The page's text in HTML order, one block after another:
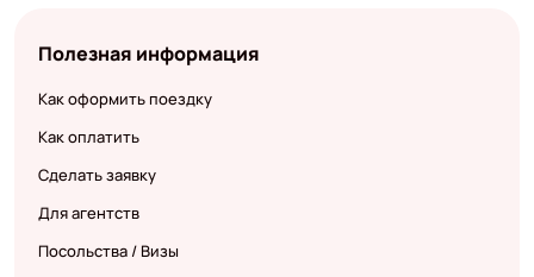
Полезная информация
Как оформить поездку
Как оплатить
Сделать заявку
Для агентств
Посольства / Визы